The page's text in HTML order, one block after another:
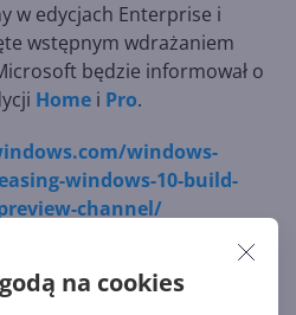
na cookies
w edycjach Enterprise i
wstępnym wdrażaniem
będzie informował o
Home i Pro.
windows-
windows-10-build-
channel/